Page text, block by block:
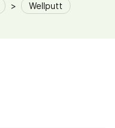
> Wellputt